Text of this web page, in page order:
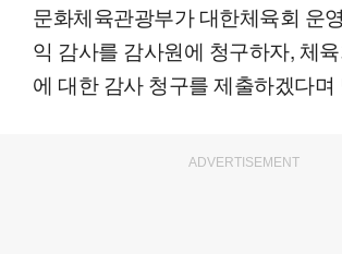
문화체육관광부가 대한체육회 운
익 감사를 감사원에 청구하자, 체
에 대한 감사 청구를 제출하겠다며
ADVERTISEMENT